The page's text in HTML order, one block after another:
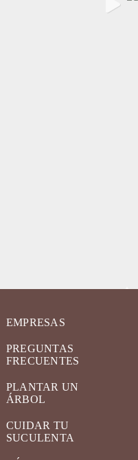
EMPRESAS
PREGUNTAS
FRECUENTES
PLANTAR UN
ÁRBOL
CUIDAR TU
SUCULENTA